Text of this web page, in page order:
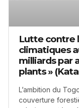
Lutte contre
climatiques
milliards par
plants »
L’ambition du
couverture